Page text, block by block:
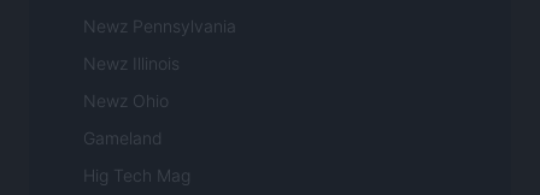
Newz Pennsylvania
Newz Illinois
Newz Ohio
Gameland
Hig Tech Mag